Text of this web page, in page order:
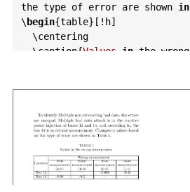
the type of error are shown in
\ begin{table}[! h]
  \
centering
  \
caption{Values in the wrong
  %
after \\: \hline or
cline{col3-col4} ...
multirow{4}{*}{Location
|}{Wrong measurement